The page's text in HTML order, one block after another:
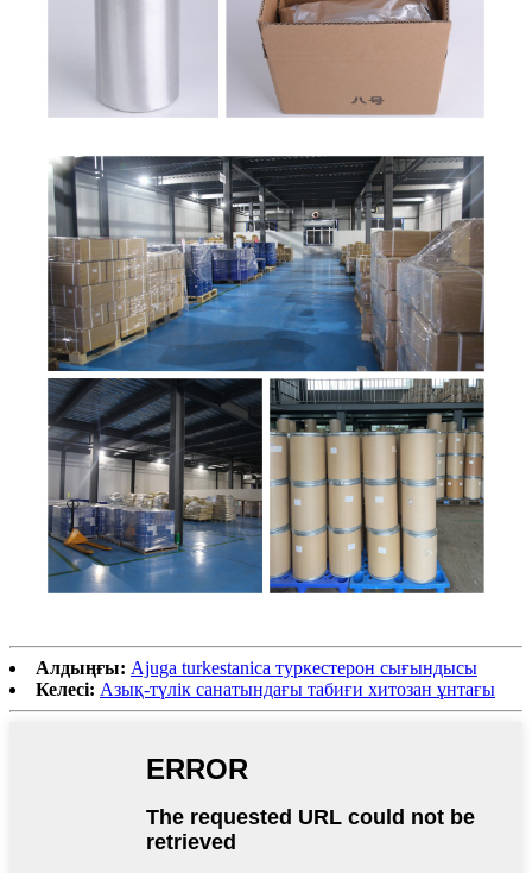
Алдыңғы: Ajuga turkestanica туркестерон сығындысы
Келесі: Азық-түлік санатындағы табиғи хитозан ұнтағы